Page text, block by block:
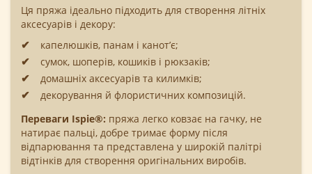
Ця пряжа ідеально підходить для створення літніх
аксесуарів і декору:
капелюшків, панам і канот’є;
сумок, шоперів, кошиків і рюкзаків;
домашніх аксесуарів та килимків;
декорування й флористичних композицій.
Переваги Ispie®: пряжа легко ковзає на гачку, не
натирає пальці, добре тримає форму після
відпарювання та представлена у широкій палітрі
відтінків для створення оригінальних виробів.